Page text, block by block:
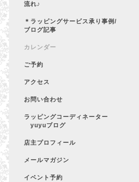
流れ♪
＊ラッピングサービス承り事例/
ブログ記事
カレンダー
ご予約
アクセス
お問い合わせ
ラッピングコーディネーター
yuyuブログ
店主プロフィール
メールマガジン
イベント予約